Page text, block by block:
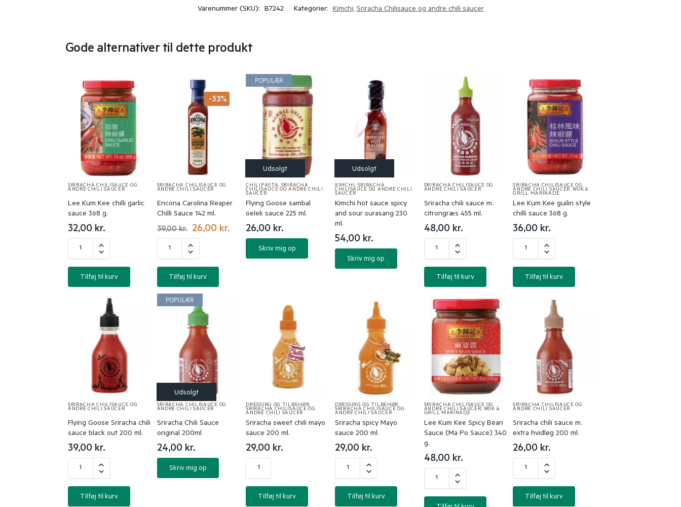
Varenummer (SKU): B7242 Kategorier: Kimchi,Sriracha Chilisauce og andre chili saucer
Gode alternativer til dette produkt
SRIRACHA CHILISAUCE OG
ANDRE CHILI SAUCER
Lee Kum Kee chilli garlic
sauce 368 g.
32,00 kr.
Tilføj til kurv
-33%
SRIRACHA CHILISAUCE OG
ANDRE CHILI SAUCER
Encona Carolina Reaper
Chilli Sauce 142 ml.
39,00kr. 26,00 kr.
Tilføj til kurv
POPULÆR
CHILIPASTA, SRIRACHA
CHILISAUCE OG ANDRE CHILI
SAUCER
Flying Goose sambal
oelek sauce 225 ml.
26,00 kr.
Skriv mig op
KIMCHI, SRIRACHA
CHILISAUCE OG ANDRE CHILI
SAUCER
Kimchi hot sauce spicy
and sour surasang 230
ml.
54,00 kr.
Skriv mig op
SRIRACHA CHILISAUCE OG
ANDRE CHILI SAUCER
Sriracha chili sauce m.
citrongræs 455 ml.
48,00 kr.
Tilføj til kurv
SRIRACHA CHILISAUCE OG
ANDRE CHILI SAUCER,WOK &
GRILL MARINADE
Lee Kum Kee guilin style
chilli sauce 368 g.
36,00 kr.
Tilføj til kurv
SRIRACHA CHILISAUCE OG
ANDRE CHILI SAUCER
Flying Goose Sriracha chili
sauce black out 200 ml.
39,00 kr.
Tilføj til kurv
POPULÆR
SRIRACHA CHILISAUCE OG
ANDRE CHILI SAUCER
Sriracha Chili Sauce
original 200ml
24,00 kr.
Skriv mig op
DRESSING OG TILBEHØR,
SRIRACHA CHILISAUCE OG
ANDRE CHILI SAUCER
Sriracha sweet chili mayo
sauce 200 ml.
29,00 kr.
Tilføj til kurv
DRESSING OG TILBEHØR,
SRIRACHA CHILISAUCE OG
ANDRE CHILI SAUCER
Sriracha spicy Mayo
sauce 200 ml.
29,00 kr.
Tilføj til kurv
SRIRACHA CHILISAUCE OG
ANDRE CHILI SAUCER, WOK &
GRILL MARINADE
Lee Kum Kee Spicy Bean
Sauce (Ma Po Sauce) 340
g.
48,00 kr.
SRIRACHA CHILISAUCE OG
ANDRE CHILI SAUCER
Sriracha chili sauce m.
extra hvidløg 200 ml.
26,00 kr.
Tilføj til kurv